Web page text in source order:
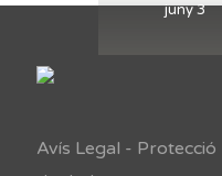
juny 3
Avís Legal - Protecció